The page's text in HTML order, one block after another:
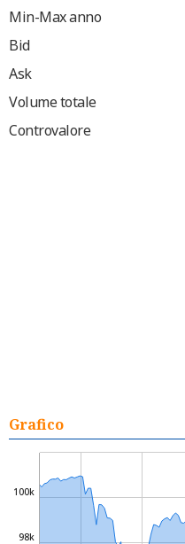
Min-Max anno
Bid
Ask
Volume totale
Controvalore
Grafico
98k
100k